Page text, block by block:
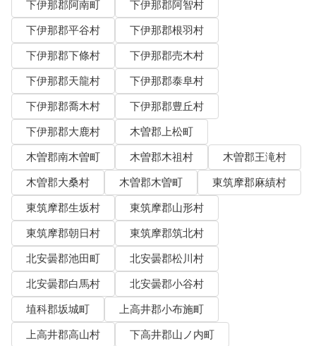
下伊那郡阿南町
下伊那郡阿智村
下伊那郡平谷村
下伊那郡根羽村
下伊那郡下條村
下伊那郡売木村
下伊那郡天龍村
下伊那郡泰阜村
下伊那郡喬木村
下伊那郡豊丘村
下伊那郡大鹿村
木曽郡上松町
木曽郡南木曽町
木曽郡木祖村
木曽郡王滝村
木曽郡大桑村
木曽郡木曽町
東筑摩郡麻績村
東筑摩郡生坂村
東筑摩郡山形村
東筑摩郡朝日村
東筑摩郡筑北村
北安曇郡池田町
北安曇郡松川村
北安曇郡白馬村
北安曇郡小谷村
埴科郡坂城町
上高井郡小布施町
上高井郡高山村
下高井郡山ノ内町